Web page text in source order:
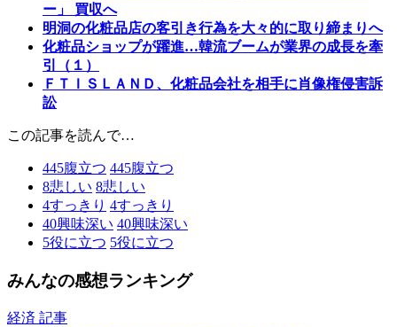
ー」 買収へ
明洞の化粧品店の客引き行為を大々的に取り締まりへ
化粧品ショップが躍進…韓流ブームが業界の成長を牽
引（１）
ＦＴＩＳＬＡＮＤ、化粧品会社を相手に肖像権侵害訴
訟
この記事を読んで…
445腹立つ 445腹立つ
8悲しい 8悲しい
4すっきり 4すっきり
40興味深い 40興味深い
5役に立つ 5役に立つ
みんなの感想ランキング
経済 記事